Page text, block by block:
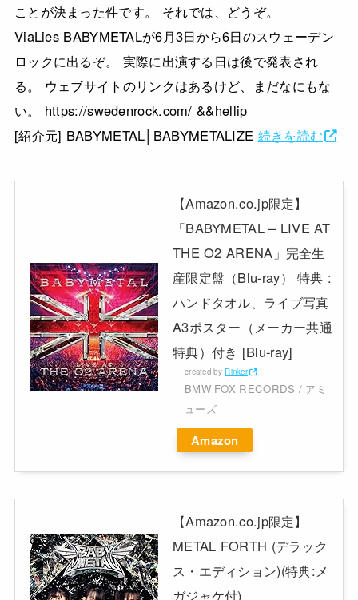
ことが決まった件です。 それでは、どうぞ。
ViaLies BABYMETALが6月3日から6日のスウェーデン
ロックに出るぞ。 実際に出演する日は後で発表され
る。 ウェブサイトのリンクはあるけど、まだなにもな
い。 https://swedenrock.com/ &&hellip
[紹介元] BABYMETAL│BABYMETALIZE 続きを読む
【Amazon.co.jp限定】
「BABYMETAL – LIVE AT
THE O2 ARENA」完全生
産限定盤（Blu-ray） 特典 :
ハンドタオル、ライブ写真
A3ポスター（メーカー共通
特典）付き [Blu-ray]
created by Rinker
BMW FOX RECORDS / アミ
ューズ
Amazon
【Amazon.co.jp限定】
METAL FORTH (デラック
ス・エディション)(特典:メ
ガジャケ付)